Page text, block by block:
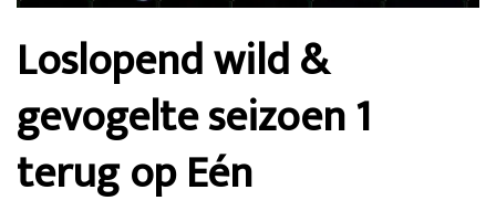
Loslopend wild &
gevogelte seizoen 1
terug op Eén